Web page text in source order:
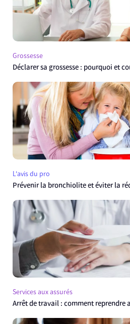
Grossesse
Déclarer sa grossesse : pourquoi et
L'avis du pro
Prévenir la bronchiolite et éviter la
Services aux assurés
Arrêt de travail : comment reprendre